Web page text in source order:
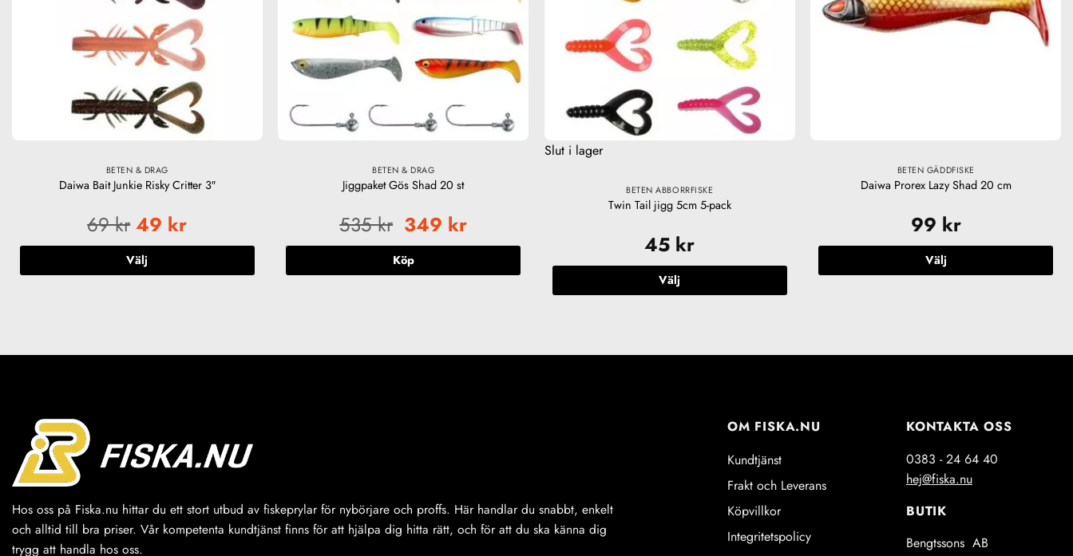
BETEN & DRAG
Daiwa Bait Junkie Risky Critter 3″
69kr 49 kr
Välj
flera
kan
väljas
produktsidan
BETEN & DRAG
Jiggpaket Gös Shad 20 st
535kr Det
ursprungliga
priset
var:
349 krDet
nuvarande
är:
Köp
Slut i lager
BETEN ABBORRFISKE
Twin Tail jigg 5cm 5-pack
45 kr
Välj
har
BETEN GÄDDFISKE
Daiwa Prorex Lazy Shad 20 cm
99 kr
Välj
flera
alternativen
väljas
på
produktsidan
Hos oss på Fiska.nu hittar du ett stort utbud av fiskeprylar för nybörjare och proffs. Här handlar du snabbt, enkelt
och alltid till bra priser. Vår kompetenta kundtjänst finns för att hjälpa dig hitta rätt, och för att du ska känna dig
trygg att handla hos oss.
OM FISKA.NU
Kundtjänst
Frakt och Leverans
Köpvillkor
Integritetspolicy
KONTAKTA OSS
0383 - 24 64 40
hej@fiska.nu
BUTIK
Bengtssons AB